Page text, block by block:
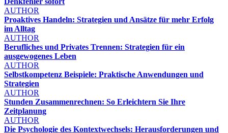
AUTHOR
Proaktives Handeln: Strategien und Ansätze für mehr Erfolg
im Alltag
AUTHOR
Berufliches und Privates Trennen: Strategien für ein
ausgewogenes Leben
AUTHOR
Selbstkompetenz Beispiele: Praktische Anwendungen und
Strategien
AUTHOR
Stunden Zusammenrechnen: So Erleichtern Sie Ihre
Zeitplanung
AUTHOR
Die Psychologie des Kontextwechsels: Herausforderungen und